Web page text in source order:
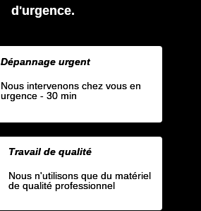
d'urgence.
Dépannage urgent
Nous intervenons chez vous en
urgence - 30 min
Travail de qualité
Nous n'utilisons que du matériel
de qualité professionnel